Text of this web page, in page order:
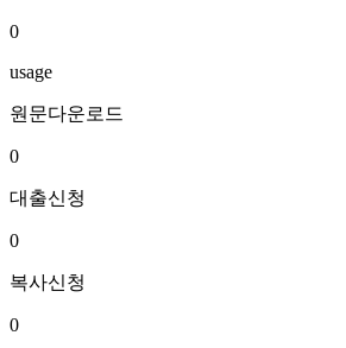
0
usage
원문다운로드
0
대출신청
0
복사신청
0